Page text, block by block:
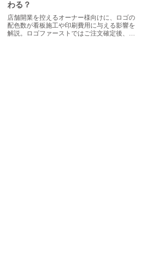
わる？
店舗開業を控えるオーナー様向けに、ロゴの
配色数が看板施工や印刷費用に与える影響を
解説。ロゴファーストではご注文確定後、お